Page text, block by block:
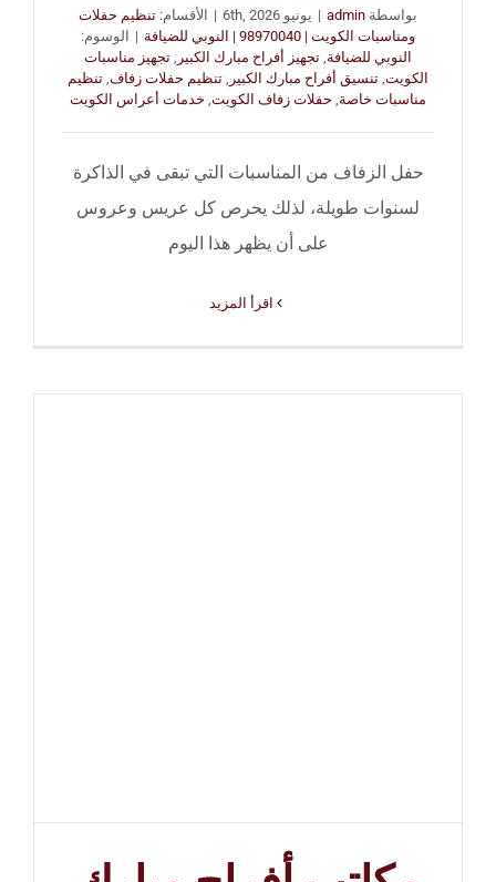
بواسطة admin
| يونيو 6th, 2026 | الأقسام: تنظيم حفلات
ومناسبات الكويت | 98970040 | النوبي للضيافة
|
الوسوم:
النوبي للضيافة, تجهيز أفراح مبارك الكبير , تجهيز مناسبات
الكويت, تنسيق أفراح مبارك الكبير , تنظيم حفلات زفاف, تنظيم
مناسبات خاصة, حفلات زفاف الكويت, خدمات أعراس الكويت
حفل الزفاف من المناسبات التي تبقى في الذاكرة
لسنوات طويلة، لذلك يحرص كل عريس وعروس
على أن يظهر هذا اليوم